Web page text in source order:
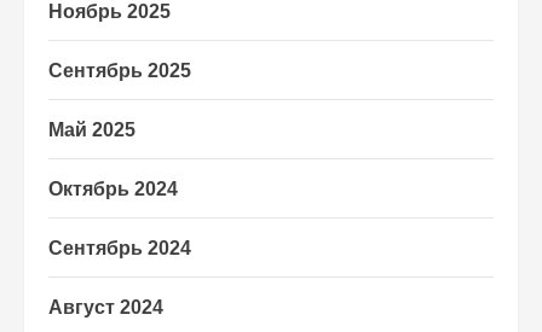
Ноябрь 2025
Сентябрь 2025
Май 2025
Октябрь 2024
Сентябрь 2024
Август 2024